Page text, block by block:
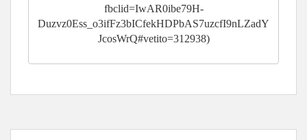
fbclid=IwAR0ibe79H-
Duzvz0Ess_o3ifFz3bICfekHDPbAS7uzcfI9nLZadY
JcosWrQ#vetito=312938)